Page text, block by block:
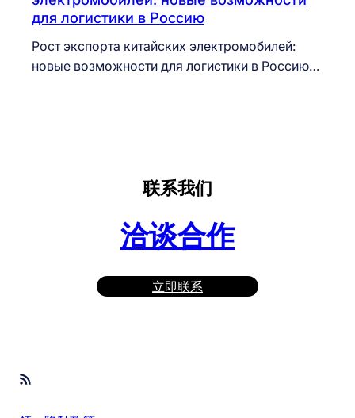
для логистики в Россию
Рост экспорта китайских электромобилей:
новые возможности для логистики в Россию…
联系我们
洽谈合作
立即联系
RSS Feed